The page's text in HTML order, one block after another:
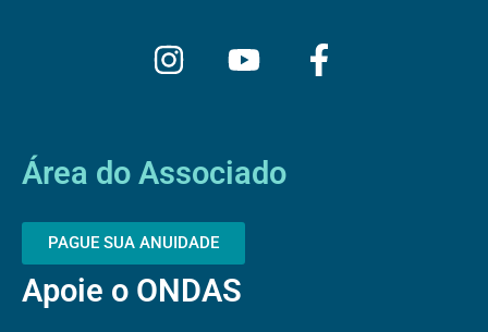
I
n
a
r
a
m
Y
o
u
F
a
Área do Associado
PAGUE SUA ANUIDADE
Apoie o ONDAS